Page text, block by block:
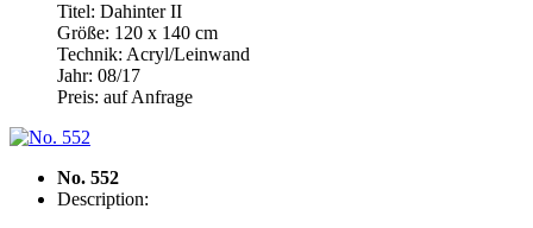
Titel: Dahinter II
Größe: 120 x 140 cm
Technik: Acryl/Leinwand
Jahr: 08/17
Preis: auf Anfrage
No. 552
Description: